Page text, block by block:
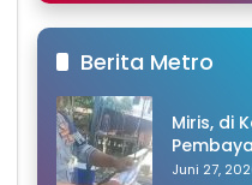
Berita Metro
Miris, di
Barang
Juni 27,